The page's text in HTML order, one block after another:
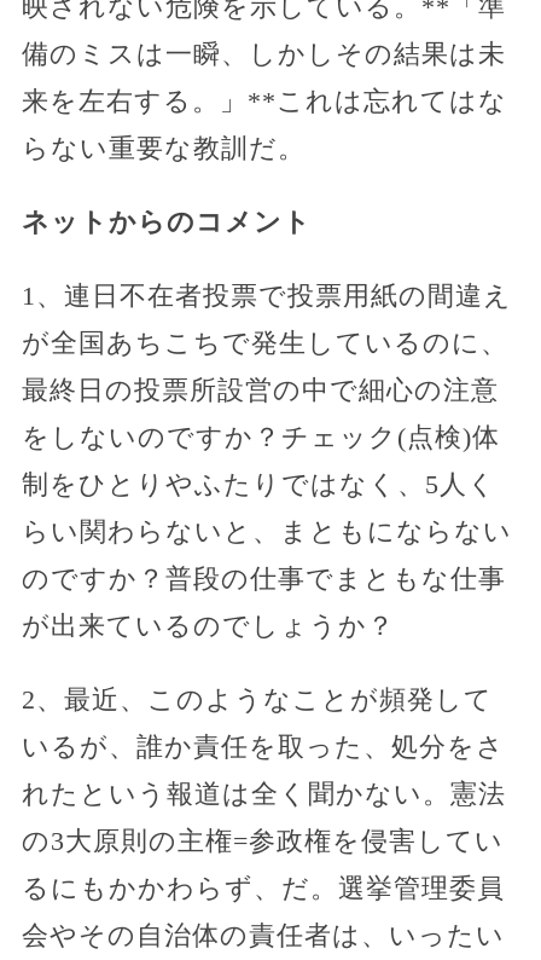
映されない危険を示している。**「準
備のミスは一瞬、しかしその結果は未
来を左右する。」**これは忘れてはな
らない重要な教訓だ。
ネットからのコメント
1、連日不在者投票で投票用紙の間違え
が全国あちこちで発生しているのに、
最終日の投票所設営の中で細心の注意
をしないのですか？チェック(点検)体
制をひとりやふたりではなく、5人く
らい関わらないと、まともにならない
のですか？普段の仕事でまともな仕事
が出来ているのでしょうか？
2、最近、このようなことが頻発して
いるが、誰か責任を取った、処分をさ
れたという報道は全く聞かない。憲法
の3大原則の主権=参政権を侵害してい
るにもかかわらず、だ。選挙管理委員
会やその自治体の責任者は、いったい